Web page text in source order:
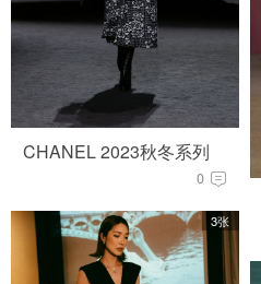
CHANEL 2023秋冬系列
0
3张